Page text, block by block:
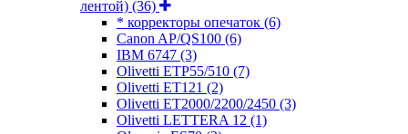
лентой) (36)
* корректоры опечаток (6)
Canon AP/QS100 (6)
IBM 6747 (3)
Olivetti ETP55/510 (7)
Olivetti ET121 (2)
Olivetti ET2000/2200/2450 (3)
Olivetti LETTERA 12 (1)